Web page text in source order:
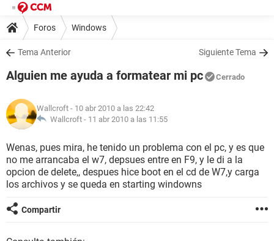
Foros Windows
Tema Anterior Siguiente Tema
Alguien me ayuda a formatear mi pc Cerrado
Wallcroft - 10 abr 2010 a las 22:42
Wallcroft - 11 abr 2010 a las 11:55
Wenas, pues mira, he tenido un problema con el pc, y es que
no me arrancaba el w7, depsues entre en F9, y le di a la
opcion de delete,, despues hice boot en el cd de W7,y carga
los archivos y se queda en starting windowns
Compartir